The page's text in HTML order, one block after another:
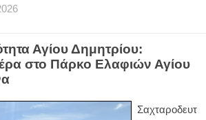
Αγίου Δημητρίου:
στο Πάρκο Ελαφιών Αγίου
Σαχταροδευτ